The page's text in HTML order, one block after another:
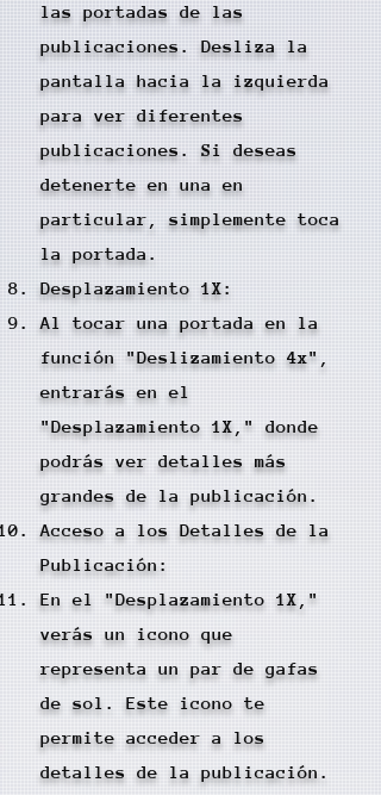
las portadas de las
publicaciones. Desliza la
pantalla hacia la izquierda
para ver diferentes
publicaciones. Si deseas
detenerte en una en
particular, simplemente toca
la portada.
Desplazamiento 1X:
Al tocar una portada en la
función "Deslizamiento 4x",
entrarás en el
"Desplazamiento 1X," donde
podrás ver detalles más
grandes de la publicación.
Acceso a los Detalles de la
Publicación:
En el "Desplazamiento 1X,"
verás un icono que
representa un par de gafas
de sol. Este icono te
permite acceder a los
detalles de la publicación.